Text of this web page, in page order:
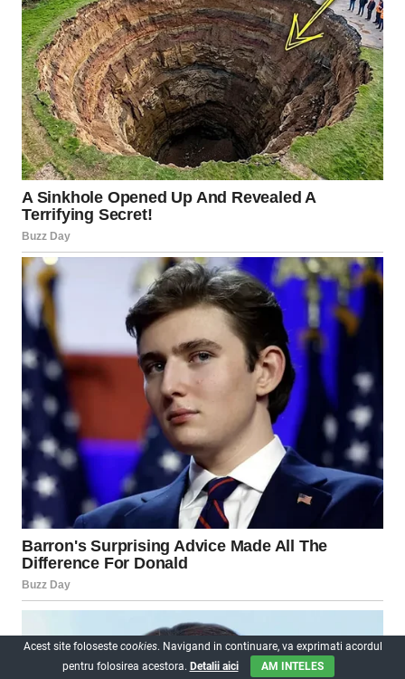
Acest site foloseste cookies. Navigand in continuare, va exprimati acordul
pentru folosirea acestora. Detalii aici AM INTELES